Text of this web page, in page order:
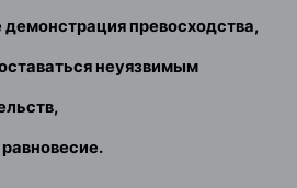
превосходства,
неуязвимым